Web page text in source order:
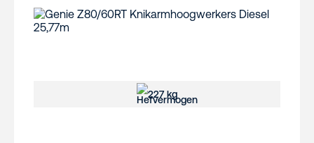
227 kg